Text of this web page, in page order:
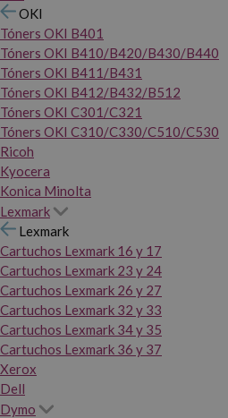
OKI
Tóners OKI B401
Tóners OKI B410/B420/B430/B440
Tóners OKI B411/B431
Tóners OKI B412/B432/B512
Tóners OKI C301/C321
Tóners OKI C310/C330/C510/C530
Ricoh
Kyocera
Konica Minolta
Lexmark
Lexmark
Cartuchos Lexmark 16 y 17
Cartuchos Lexmark 23 y 24
Cartuchos Lexmark 26 y 27
Cartuchos Lexmark 32 y 33
Cartuchos Lexmark 34 y 35
Cartuchos Lexmark 36 y 37
Xerox
Dell
Dymo